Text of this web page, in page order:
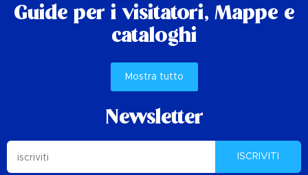
Guide per i visitatori, Mappe e
cataloghi
Mostra tutto
Newsletter
ISCRIVITI